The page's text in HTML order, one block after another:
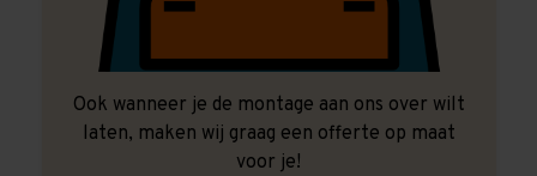
Ook wanneer je de montage aan ons over wilt
laten, maken wij graag een offerte op maat
voor je!